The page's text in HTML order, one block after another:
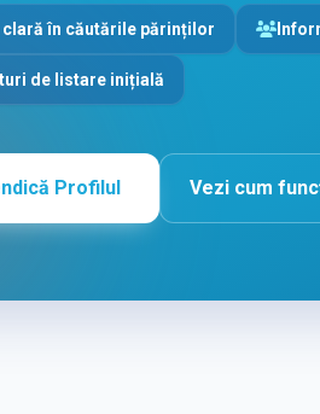
în căutările părinților
de listare inițială
Profilul Vezi cum